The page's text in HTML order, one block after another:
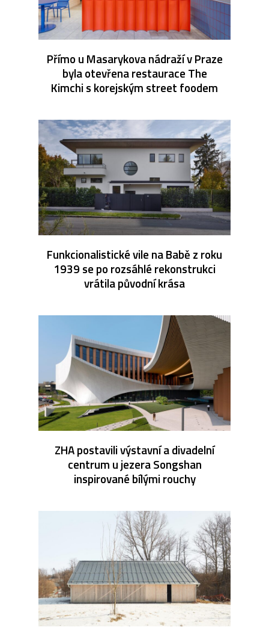
Přímo u Masarykova nádraží v Praze
byla otevřena restaurace The
Kimchi s korejským street foodem
Funkcionalistické vile na Babě z roku
1939 se po rozsáhlé rekonstrukci
vrátila původní krása
ZHA postavili výstavní a divadelní
centrum u jezera Songshan
inspirované bílými rouchy